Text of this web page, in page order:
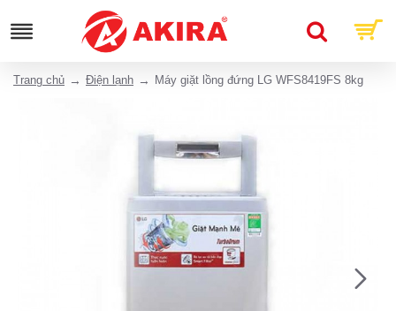
Trang chủ Điện lạnh Máy giặt lồng đứng LG WFS8419FS 8kg